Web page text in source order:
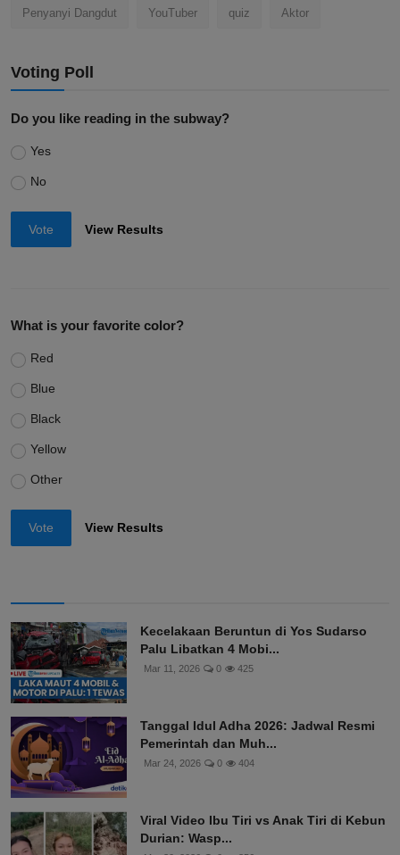
Penyanyi Dangdut YouTuber quiz Aktor
Voting Poll
Do you like reading in the subway?
Yes
No
Vote View Results
What is your favorite color?
Red
Blue
Black
Yellow
Other
Vote View Results
Kecelakaan Beruntun di Yos Sudarso
Palu Libatkan 4 Mobi...
Mar 11, 2026 0 425
Tanggal Idul Adha 2026: Jadwal Resmi
Pemerintah dan Muh...
Mar 24, 2026 0 404
Viral Video Ibu Tiri vs Anak Tiri di Kebun
Durian: Wasp...